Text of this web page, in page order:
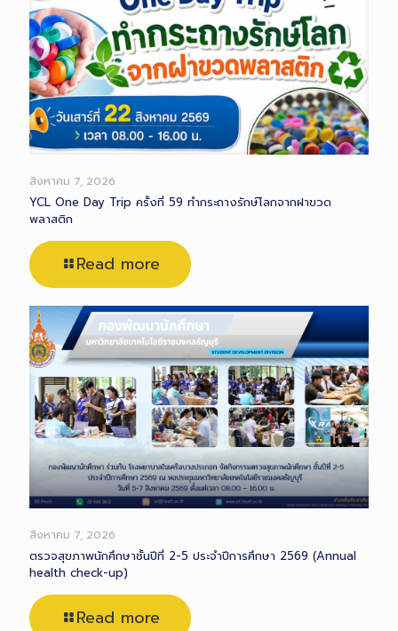
สิงหาคม 7, 2026
YCL One Day Trip ครั้งที่ 59 ทำกระถางรักษ์โลกจากฝาขวด
พลาสติก
Read more
สิงหาคม 7, 2026
ตรวจสุขภาพนักศึกษาชั้นปีที่ 2-5 ประจำปีการศึกษา 2569 (Annual
health check-up)
Read more